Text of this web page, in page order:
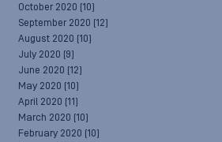
October 2020 (10)
September 2020 (12)
August 2020 (10)
July 2020 (9)
June 2020 (12)
May 2020 (10)
April 2020 (11)
March 2020 (10)
February 2020 (10)